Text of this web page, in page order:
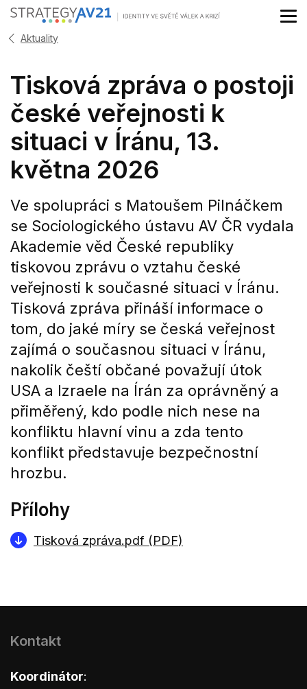
Aktuality
Tisková zpráva o postoji
české veřejnosti k
situaci v Íránu, 13.
května 2026
Ve spolupráci s Matoušem Pilnáčkem
se Sociologického ústavu AV ČR vydala
Akademie věd České republiky
tiskovou zprávu o vztahu české
veřejnosti k současné situaci v Íránu.
Tisková zpráva přináší informace o
tom, do jaké míry se česká veřejnost
zajímá o současnou situaci v Íránu,
nakolik čeští občané považují útok
USA a Izraele na Írán za oprávněný a
přiměřený, kdo podle nich nese na
konfliktu hlavní vinu a zda tento
konflikt představuje bezpečnostní
hrozbu.
Přílohy
Tisková zpráva.pdf (PDF)
Kontakt
Koordinátor: